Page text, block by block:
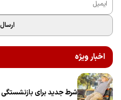
ارسال
اخبار ویژه
شرط جدید برای